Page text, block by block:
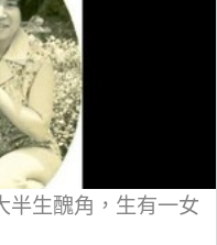
半生醜角，生有一女